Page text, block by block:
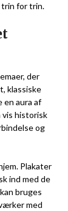
for trin.
der
klassiske
en aura af
vis historisk
og
Plakater
ind med de
bruges
med